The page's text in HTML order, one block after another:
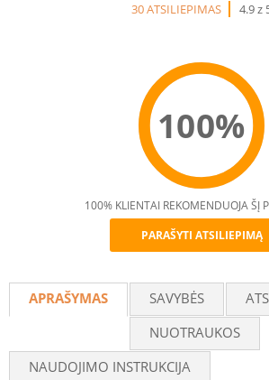
30 ATSILIEPIMAS
4.9 z
100%
100% KLIENTAI REKOMENDUOJA ŠĮ
PARAŠYTI ATSILIEPIMĄ
APRAŠYMAS SAVYBĖS
NUOTRAUKOS
NAUDOJIMO INSTRUKCIJA